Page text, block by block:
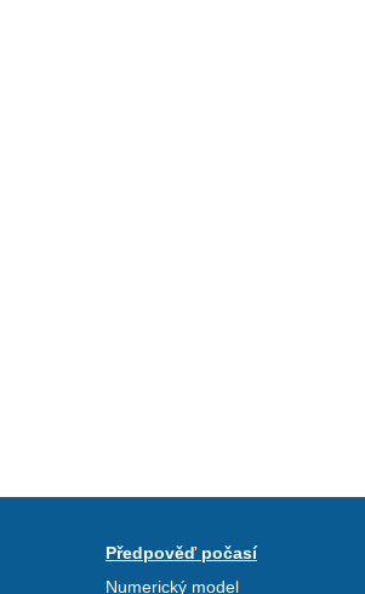
Předpověď počasí
Numerický model